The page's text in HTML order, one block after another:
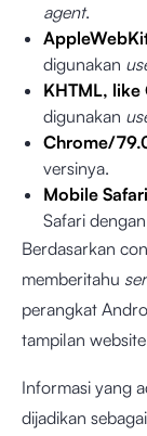
agent.
digunakan
KHTML, like
digunakan
Chrome/
versinya.
Mobile
Safari
Berdasarkan
memberitahu
perangkat
tampilan
Informasi yang
dijadikan